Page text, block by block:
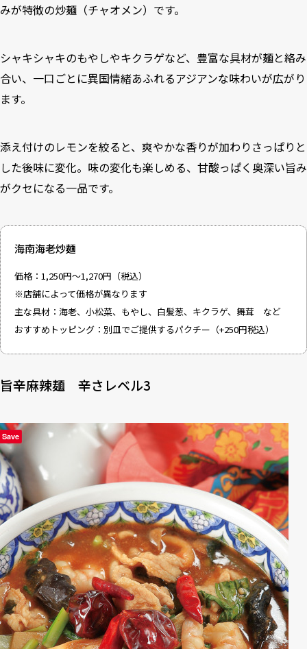
みが特徴の炒麺（チャオメン）です。
シャキシャキのもやしやキクラゲなど、豊富な具材が麺と絡み
合い、一口ごとに異国情緒あふれるアジアンな味わいが広がり
ます。
添え付けのレモンを絞ると、爽やかな香りが加わりさっぱりと
した後味に変化。味の変化も楽しめる、甘酸っぱく奥深い旨み
がクセになる一品です。
海南海老炒麺
価格：1,250円～1,270円（税込）
※店舗によって価格が異なります
主な具材：海老、小松菜、もやし、白髪葱、キクラゲ、舞茸 など
おすすめトッピング：別皿でご提供するパクチー（+250円税込）
旨辛麻辣麺 辛さレベル3
Save